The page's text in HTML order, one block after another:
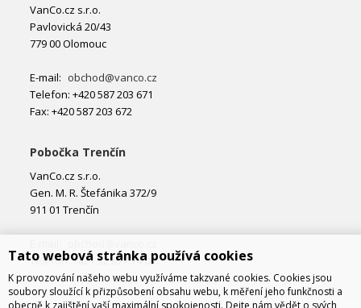
VanCo.cz s.r.o.
Pavlovická 20/43
779 00 Olomouc
E-mail: obchod@vanco.cz
Telefon: +420 587 203 671
Fax: +420 587 203 672
Pobočka Trenčín
VanCo.cz s.r.o.
Gen. M. R. Štefánika 372/9
911 01 Trenčín
Telefon: +421 32 877 74 02
Tato webová stránka používá cookies
K provozování našeho webu využíváme takzvané cookies. Cookies jsou
soubory sloužící k přizpůsobení obsahu webu, k měření jeho funkčnosti a
obecně k zajištění vaší maximální spokojenosti. Dejte nám vědět o svých